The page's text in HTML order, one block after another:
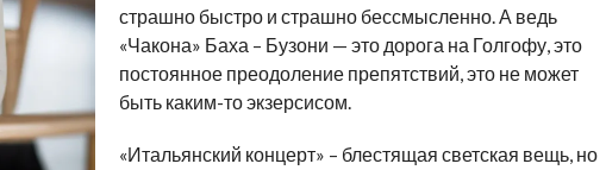
страшно быстро и страшно бессмысленно. А ведь
«Чакона» Баха – Бузони — это дорога на Голгофу, это
постоянное преодоление препятствий, это не может
быть каким-то экзерсисом.
«Итальянский концерт» – блестящая светская вещь, но